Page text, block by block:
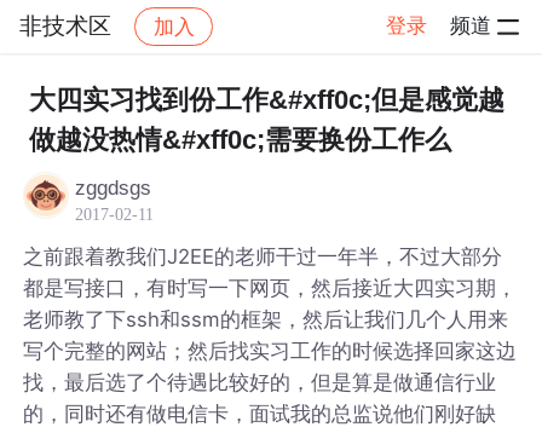
非技术区 加入 登录 频道
社区 非技术区 帖子详情
大四实习找到份工作&#xff0c;但是感觉越
做越没热情&#xff0c;需要换份工作么
zggdsgs
2017-02-11
之前跟着教我们J2EE的老师干过一年半，不过大部分
都是写接口，有时写一下网页，然后接近大四实习期，
老师教了下ssh和ssm的框架，然后让我们几个人用来
写个完整的网站；然后找实习工作的时候选择回家这边
找，最后选了个待遇比较好的，但是算是做通信行业
的，同时还有做电信卡，面试我的总监说他们刚好缺